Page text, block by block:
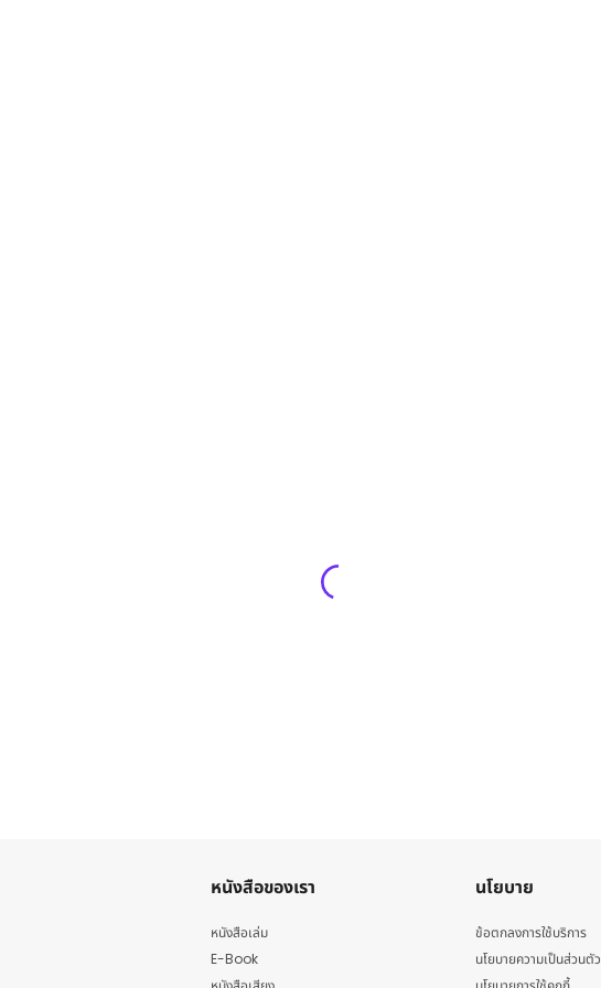
หนังสือของเรา
หนังสือเล่ม
E-Book
นโยบาย
ข้อตกลงการใช้บริการ
นโยบายความเป็นส่วนตัว